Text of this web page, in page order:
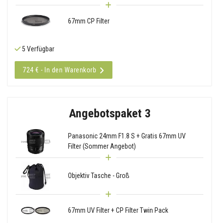
67mm CP Filter
5 Verfügbar
724 € - In den Warenkorb
Angebotspaket 3
Panasonic 24mm F1.8 S + Gratis 67mm UV
Filter (Sommer Angebot)
Objektiv Tasche - Groß
67mm UV Filter + CP Filter Twin Pack